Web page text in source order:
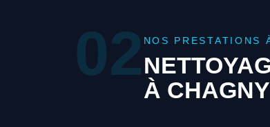
02 NOS PRESTATIONS
À